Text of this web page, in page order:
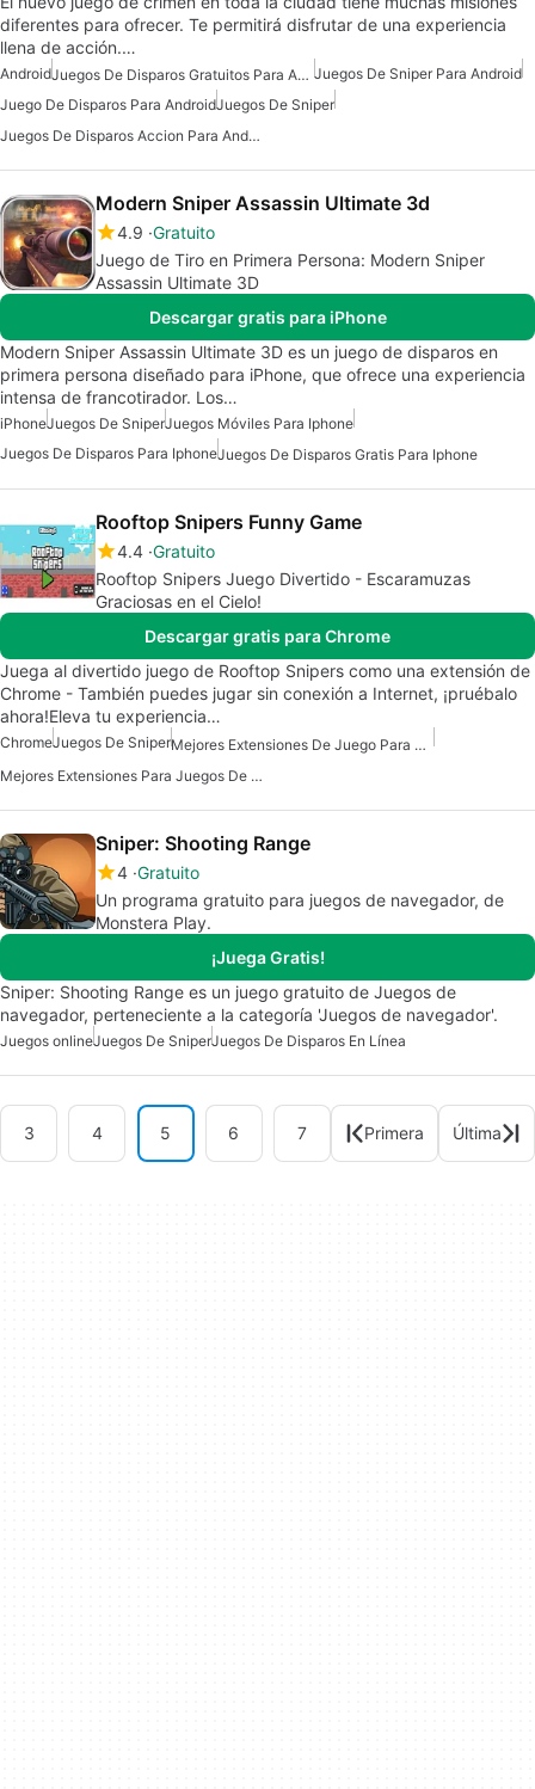
diferentes para ofrecer. Te permitirá disfrutar de una experiencia
llena de acción.…
Android Juegos De Disparos Gratuitos Para Android Juegos De Sniper Para Android
Juego De Disparos Para AndroidJuegos De Sniper
Juegos De Disparos Accion Para Android
Modern Sniper Assassin Ultimate 3d
4.9 Gratuito
Juego de Tiro en Primera Persona: Modern Sniper
Assassin Ultimate 3D
Descargar gratis para iPhone
Modern Sniper Assassin Ultimate 3D es un juego de disparos en
primera persona diseñado para iPhone, que ofrece una experiencia
intensa de francotirador. Los…
iPhoneJuegos De SniperJuegos Móviles Para Iphone
Juegos De Disparos Para IphoneJuegos De Disparos Gratis Para Iphone
Rooftop Snipers Funny Game
4.4 Gratuito
Rooftop Snipers Juego Divertido - Escaramuzas
Graciosas en el Cielo!
Descargar gratis para Chrome
Juega al divertido juego de Rooftop Snipers como una extensión de
Chrome - También puedes jugar sin conexión a Internet, ¡pruébalo
ahora!Eleva tu experiencia…
ChromeJuegos De Sniper
Mejores Extensiones De Juego Para Chrome
Mejores Extensiones Para Juegos De Chrome
Sniper: Shooting Range
4 Gratuito
Un programa gratuito para juegos de navegador, de
Monstera Play.
¡Juega Gratis!
Sniper: Shooting Range es un juego gratuito de Juegos de
navegador, perteneciente a la categoría 'Juegos de navegador'.
Juegos onlineJuegos De SniperJuegos De Disparos En Línea
3 4 5 6 7 Primera Última